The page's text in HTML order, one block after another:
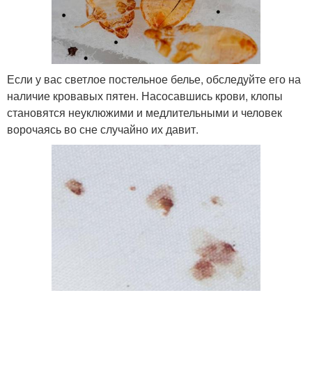
Если у вас светлое постельное белье, обследуйте его на
наличие кровавых пятен. Насосавшись крови, клопы
становятся неуклюжими и медлительными и человек
ворочаясь во сне случайно их давит.